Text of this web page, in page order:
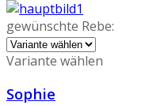
gewünschte Rebe:
Variante wählen
Sophie